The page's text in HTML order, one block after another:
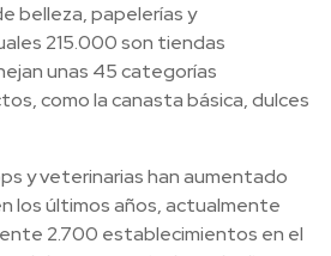
belleza, papelerías y
215.000 son tiendas
unas 45 categorías
como la canasta básica, dulces
y veterinarias han aumentado
los últimos años, actualmente
2.700 establecimientos en el